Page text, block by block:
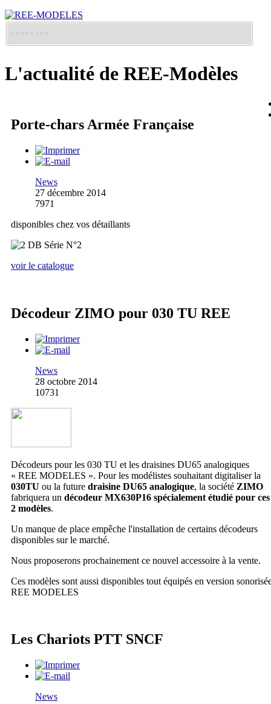
L'actualité de REE-Modèles
Porte-chars Armée Française
News
27 décembre 2014
7971
disponibles chez vos détaillants
voir le catalogue
Décodeur ZIMO pour 030 TU REE
News
28 octobre 2014
10731
Décodeurs pour les 030 TU et les draisines DU65 analogiques
« REE MODELES ». Pour les modélistes souhaitant digitaliser la
030TU ou la future draisine DU65 analogique, la société ZIMO
fabriquera un décodeur MX630P16 spécialement étudié pour ces
2 modèles.
Un manque de place empêche l'installation de certains décodeurs
disponibles sur le marché.
Nous proposerons prochainement ce nouvel accessoire à la vente.
Ces modèles sont aussi disponibles tout équipés en version
REE MODELES
Les Chariots PTT SNCF
News